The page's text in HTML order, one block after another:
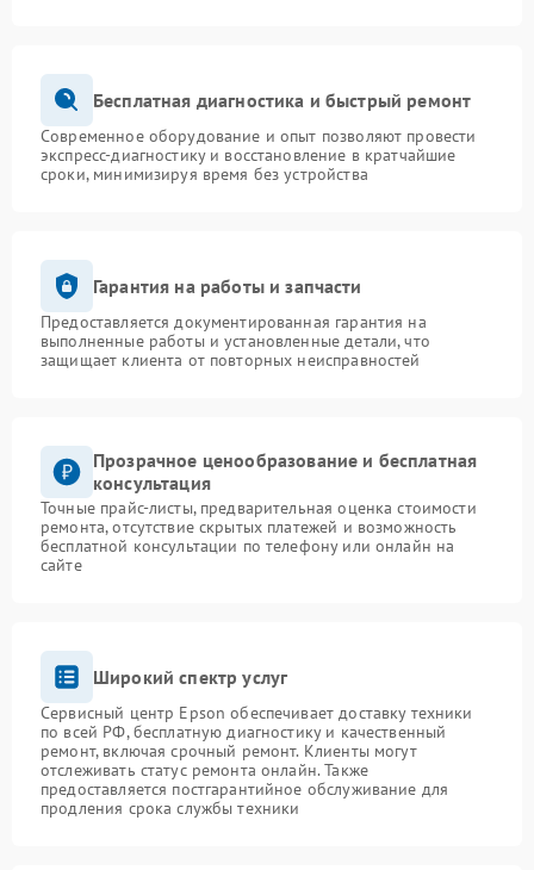
Бесплатная диагностика и быстрый ремонт
Современное оборудование и опыт позволяют провести
экспресс-диагностику и восстановление в кратчайшие
сроки, минимизируя время без устройства
Гарантия на работы и запчасти
Предоставляется документированная гарантия на
выполненные работы и установленные детали, что
защищает клиента от повторных неисправностей
Прозрачное ценообразование и бесплатная
консультация
Точные прайс-листы, предварительная оценка стоимости
ремонта, отсутствие скрытых платежей и возможность
бесплатной консультации по телефону или онлайн на
сайте
Широкий спектр услуг
Сервисный центр Epson обеспечивает доставку техники
по всей РФ, бесплатную диагностику и качественный
ремонт, включая срочный ремонт. Клиенты могут
отслеживать статус ремонта онлайн. Также
предоставляется постгарантийное обслуживание для
продления срока службы техники